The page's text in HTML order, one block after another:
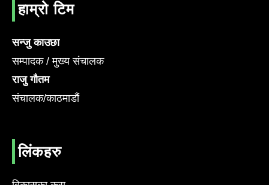
हाम्रो टिम
सन्जु काउछा
सम्पादक / मुख्य संचालक
राजु गौतम
संचालक/काठमाडौं
लिंकहरु